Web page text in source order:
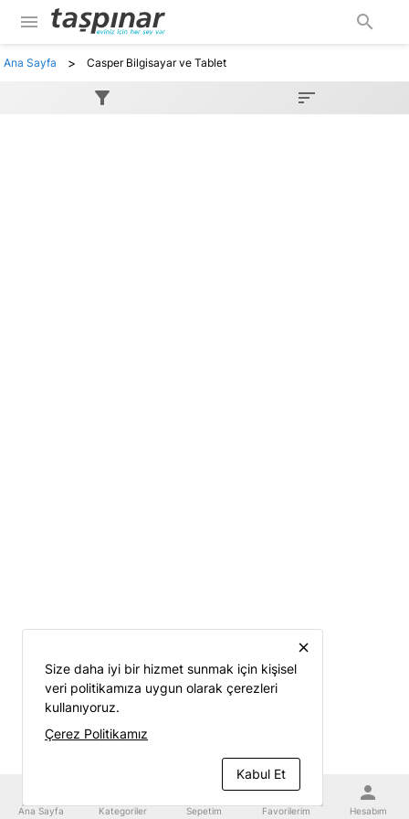
menu search
Ana Sayfa > Casper Bilgisayar ve Tablet
filter_alt sort
Ana Sayfa Kategoriler Sepetim
favorite
Favorilerim
person
Hesabım
close
Size daha iyi bir hizmet sunmak için kişisel
veri politikamıza uygun olarak çerezleri
kullanıyoruz.
Çerez Politikamız
Kabul Et